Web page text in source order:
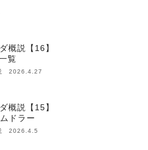
概説【16】
覧
2026.4.27
概説【15】
ドラー
2026.4.5